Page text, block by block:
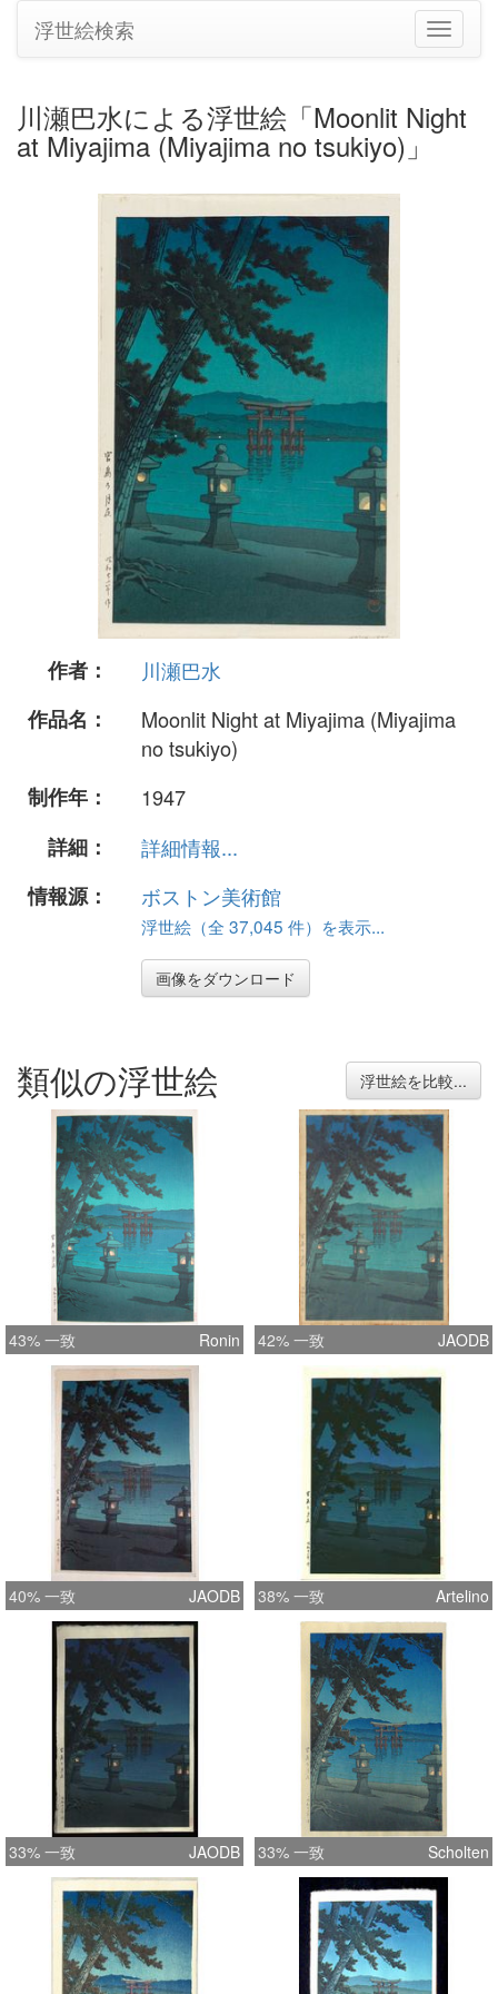
ナ
ビ
シ
浮世絵検索
川瀬巴水による浮世絵「Moonlit Night
at Miyajima (Miyajima no tsukiyo)」
作者：
川瀬巴水
作品名：
Moonlit Night at Miyajima (Miyajima
no tsukiyo)
制作年：
1947
詳細：
詳細情報...
情報源：
ボストン美術館
浮世絵（全 37,045 件）を表示...
画像をダウンロード
類似の浮世絵 浮世絵を比較...
43% 一致 Ronin 42% 一致 JAODB
40% 一致 JAODB 38% 一致 Artelino
33% 一致 JAODB 33% 一致 Scholten